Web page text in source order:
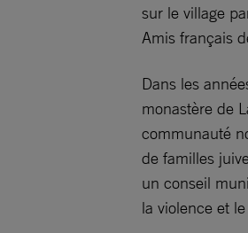
sur le village
Amis français
Dans les
monastère de
communauté
de familles
un conseil
la violence et